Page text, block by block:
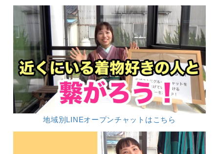
地域別LINEオープンチャットはこちら